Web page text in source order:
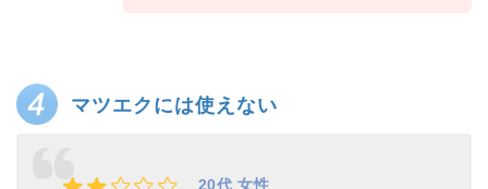
マツエクには使えない
20代 女性